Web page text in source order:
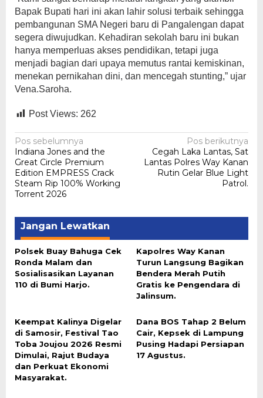
Bapak Bupati hari ini akan lahir solusi terbaik sehingga
pembangunan SMA Negeri baru di Pangalengan dapat
segera diwujudkan. Kehadiran sekolah baru ini bukan
hanya memperluas akses pendidikan, tetapi juga
menjadi bagian dari upaya memutus rantai kemiskinan,
menekan pernikahan dini, dan mencegah stunting,” ujar
Vena.Saroha.
Post Views: 262
Navigasi
pos
Pos sebelumnya
Indiana Jones and the
Great Circle Premium
Edition EMPRESS Crack
Steam Rip 100% Working
Torrent 2026
Pos berikutnya
Cegah Laka Lantas, Sat
Lantas Polres Way Kanan
Rutin Gelar Blue Light
Patrol.
Jangan Lewatkan
Polsek Buay Bahuga Cek
Ronda Malam dan
Sosialisasikan Layanan
110 di Bumi Harjo.
Kapolres Way Kanan
Turun Langsung Bagikan
Bendera Merah Putih
Gratis ke Pengendara di
Jalinsum.
Keempat Kalinya Digelar
di Samosir, Festival Tao
Toba Joujou 2026 Resmi
Dimulai, Rajut Budaya
dan Perkuat Ekonomi
Masyarakat.
Dana BOS Tahap 2 Belum
Cair, Kepsek di Lampung
Pusing Hadapi Persiapan
17 Agustus.